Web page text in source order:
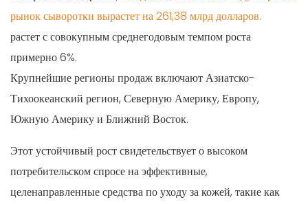
рынок сыворотки вырастет на 261,38 млрд долларов.
растет с совокупным среднегодовым темпом роста
примерно 6%.
Крупнейшие регионы продаж включают Азиатско-
Тихоокеанский регион, Северную Америку, Европу,
Южную Америку и Ближний Восток.
Этот устойчивый рост свидетельствует о высоком
потребительском спросе на эффективные,
целенаправленные средства по уходу за кожей, такие как